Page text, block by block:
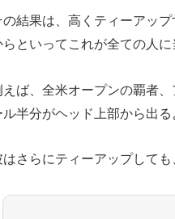
の結果は、高くティーアッ
らといってこれが全ての人
えば、全米オープンの覇者
ル半分がヘッド上部から出
はさらにティーアップしても